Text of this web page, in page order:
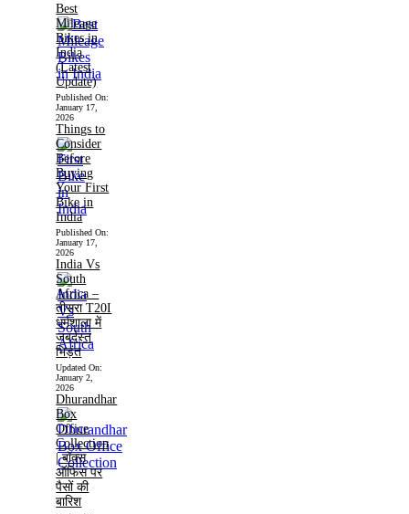
Best
Mileage
Bikes in
India
(Latest
Update)
Published On:
January 17,
2026
Things to
Consider
Before
Buying
Your First
Bike in
India
Published On:
January 17,
2026
India Vs
South
Africa –
तीसरा T20I
धर्मशाला में
जबर्दस्त
भिड़ंत
Updated On:
January 2,
2026
Dhurandhar
Box
Office
Collection
| बॉक्स
ऑफिस पर
पैसों की
बारिश